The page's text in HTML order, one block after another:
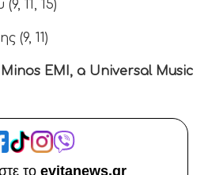
11, 15)
(9, 11)
Minos EMI, a Universal Music
το evitanews.gr